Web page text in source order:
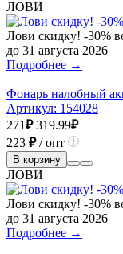
ЛОВИ
Лови скидку! -30%
до 31 августа 2026
Подробнее →
Фонарь налобный
Артикул: 154028
271₽ 319.99₽
223 ₽/ опт
В корзину
ЛОВИ
Лови скидку! -30%
до 31 августа 2026
Подробнее →